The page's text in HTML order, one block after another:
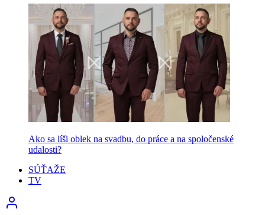
Ako sa líši oblek na svadbu, do práce a na spoločenské
udalosti?
SÚŤAŽE
TV